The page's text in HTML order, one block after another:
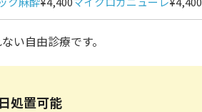
い自由診療です。
処置可能